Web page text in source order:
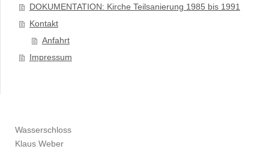
DOKUMENTATION: Kirche Teilsanierung 1985 bis 1991
Kontakt
Anfahrt
Impressum
Wasserschloss
Klaus Weber